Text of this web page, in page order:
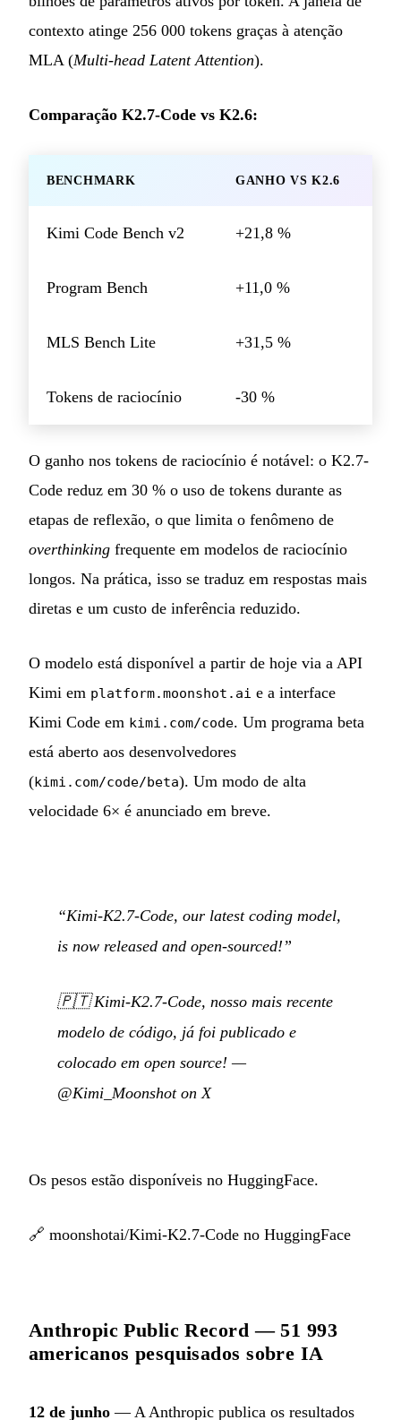
contexto atinge 256 000 tokens graças à atenção
MLA (Multi-head Latent Attention).
Comparação K2.7-Code vs K2.6:
BENCHMARK GANHO VS K2.6
Kimi Code Bench v2 +21,8 %
Program Bench +11,0 %
MLS Bench Lite +31,5 %
Tokens de raciocínio -30 %
O ganho nos tokens de raciocínio é notável: o K2.7-
Code reduz em 30 % o uso de tokens durante as
etapas de reflexão, o que limita o fenômeno de
overthinking frequente em modelos de raciocínio
longos. Na prática, isso se traduz em respostas mais
diretas e um custo de inferência reduzido.
O modelo está disponível a partir de hoje via a API
Kimi em platform.moonshot.ai e a interface
Kimi Code em kimi.com/code. Um programa beta
está aberto aos desenvolvedores
(kimi.com/code/beta). Um modo de alta
velocidade 6× é anunciado em breve.
“Kimi-K2.7-Code, our latest coding model,
is now released and open-sourced!”
🇵🇹Kimi-K2.7-Code, nosso mais recente
modelo de código, já foi publicado e
colocado em open source! —
@Kimi_Moonshot on X
Os pesos estão disponíveis no HuggingFace.
🔗 moonshotai/Kimi-K2.7-Code no HuggingFace
Anthropic Public Record — 51 993
americanos pesquisados sobre IA
12 de junho — A Anthropic publica os resultados